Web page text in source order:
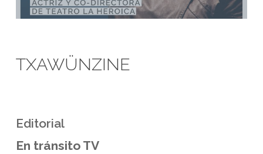
TXAWÜNZINE
Editorial
En tránsito TV